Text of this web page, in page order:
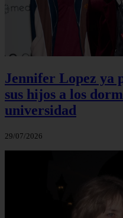
Jennifer Lopez ya
sus hijos a los
universidad
29/07/2026